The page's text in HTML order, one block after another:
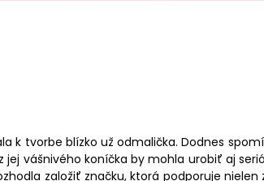
k tvorbe blízko už odmalička. Dodnes
vášnivého koníčka by mohla urobiť aj
založiť značku, ktorá podporuje